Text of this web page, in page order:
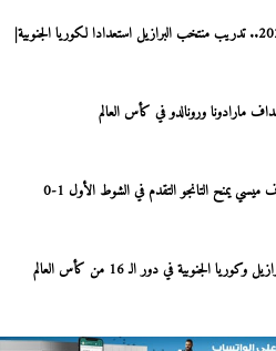
كأس العالم 2022.. تدريب منتخب البرازيل استعدادا لكوريا الجنوبية|
مارادونا ورونالدو في كأس العالم
الان شاهد هدف ميسي يمنح التانجو التقدم في الشوط الأول 1-0
موعد مباراة البرازيل وكوريا الجنوبية في دور الـ 16 من كأس العالم